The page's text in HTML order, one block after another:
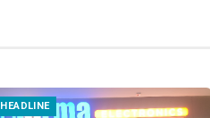
HEADLINE